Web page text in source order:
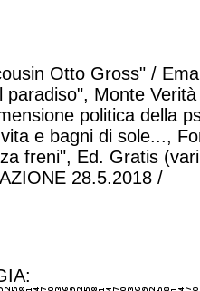
Otto Gross" /
paradiso", Monte
politica della
e bagni di sole...,
freni", Ed. Gratis
28.5.2018 /